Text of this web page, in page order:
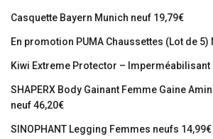
Casquette Bayern Munich neuf 19,79€
En promotion PUMA Chaussettes (Lot de 5)
Kiwi Extreme Protector – Imperméabilisant
SHAPERX Body Gainant Femme Gaine
neuf 46,20€
SINOPHANT Legging Femmes neufs 14,99€